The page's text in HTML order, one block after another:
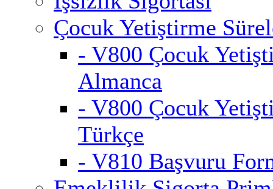
Çocuk Yetiştirme
- V800 Çocuk
Almanca
- V800 Çocuk
Türkçe
- V810 Başvuru